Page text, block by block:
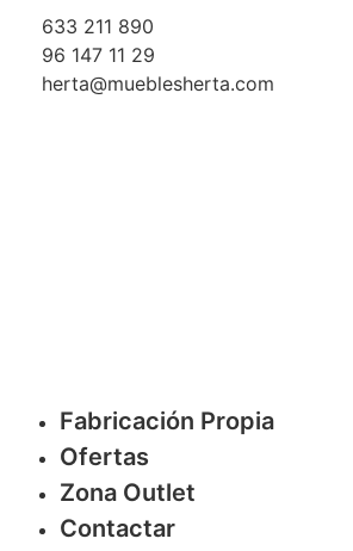
633 211 890
96 147 11 29
herta@mueblesherta.com
Fabricación Propia
Ofertas
Zona Outlet
Contactar